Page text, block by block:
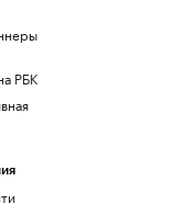
РБК